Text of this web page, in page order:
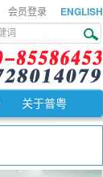
会员登录 ENGLISH
关于普粤